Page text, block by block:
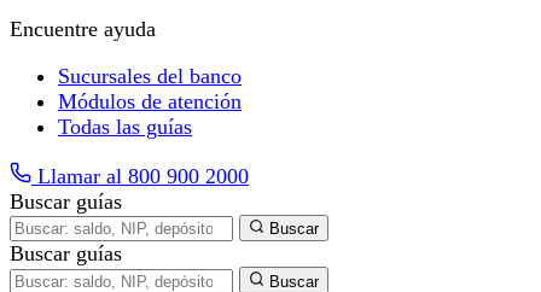
Encuentre ayuda
Sucursales del banco
Módulos de atención
Todas las guías
Llamar al 800 900 2000
Buscar guías
Buscar
Buscar guías
Buscar